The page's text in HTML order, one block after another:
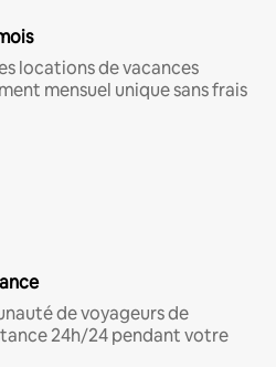
locations de vacances
mensuel unique sans frais
de voyageurs de
24h/24 pendant votre